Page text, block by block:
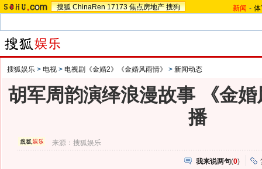
搜狐 ChinaRen 17173 焦点房地产 搜狗 新闻 -
搜狐娱乐 > 电视 > 电视剧《金婚2》《金婚风雨情》 > 新闻动态
胡军周韵演绎浪漫故事 《金
播
来源：搜狐娱乐
我来说两句(0)